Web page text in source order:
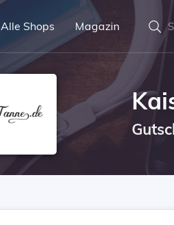
Alle Shops Magazin